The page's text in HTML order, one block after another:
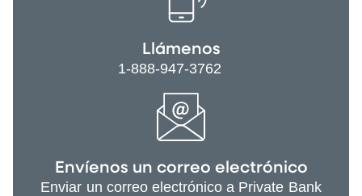
Llámenos
1-888-947-3762
Envíenos un correo electrónico
Enviar un correo electrónico a Private Bank